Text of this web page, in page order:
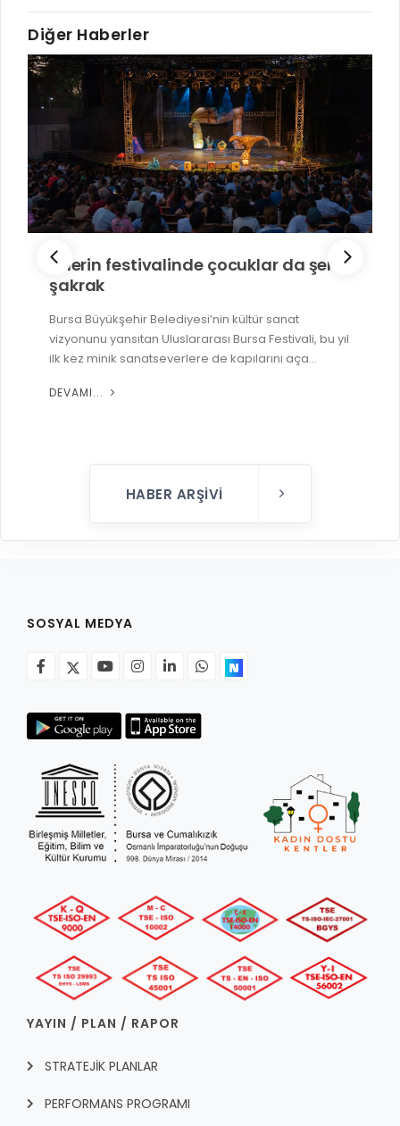
Diğer Haberler
İlklerin festivalinde çocuklar da şen
şakrak
Bursa Büyükşehir Belediyesi’nin kültür sanat
vizyonunu yansıtan Uluslararası Bursa Festivali, bu yıl
ilk kez minik sanatseverlere de kapılarını aça...
DEVAMI...
HABER ARŞIVI
SOSYAL MEDYA
YAYIN / PLAN / RAPOR
STRATEJİK PLANLAR
PERFORMANS PROGRAMI